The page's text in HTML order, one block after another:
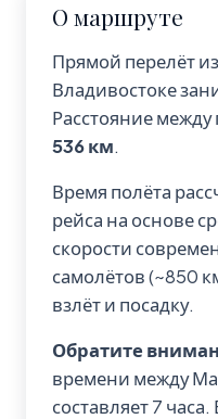
О маршруте
Прямой перелёт
Владивостоке
Расстояние между
536 км.
Время полёта
рейса на основе
скорости
самолётов (~850
взлёт и посадку.
Обратите
времени между
составляет 7